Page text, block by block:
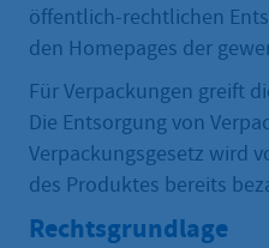
öffentlich-rechtlichen
den Homepages der
Für Verpackungen greift
Die Entsorgung von
Verpackungsgesetz wird
des Produktes bereits
Rechtsgrundlage